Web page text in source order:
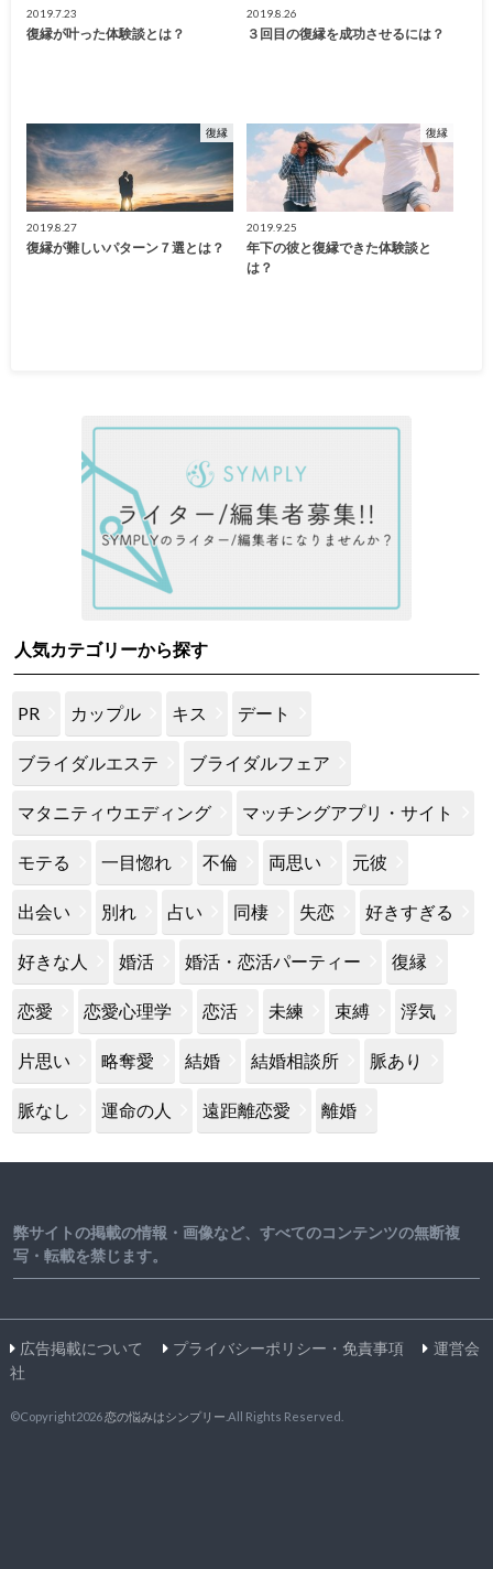
2019.7.23
復縁が叶った体験談とは？
2019.8.26
３回目の復縁を成功させるには？
復縁
2019.8.27
復縁が難しいパターン７選とは？
復縁
2019.9.25
年下の彼と復縁できた体験談と
は？
人気カテゴリーから探す
PR カップル キス デート
ブライダルエステ ブライダルフェア
マタニティウエディング マッチングアプリ・サイト
モテる 一目惚れ 不倫 両思い 元彼
出会い 別れ 占い 同棲 失恋 好きすぎる
好きな人 婚活 婚活・恋活パーティー 復縁
恋愛 恋愛心理学 恋活 未練 束縛 浮気
片思い 略奪愛 結婚 結婚相談所 脈あり
脈なし 運命の人 遠距離恋愛 離婚
弊サイトの掲載の情報・画像など、すべてのコンテンツの無断複
写・転載を禁じます。
広告掲載について プライバシーポリシー・免責事項
運営会
社
©Copyright2026恋の悩みはシンプリー .All Rights Reserved.